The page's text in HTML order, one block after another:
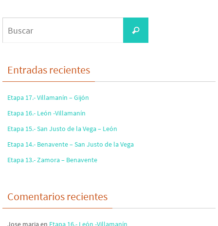
Buscar
Entradas recientes
Etapa 17.- Villamanín – Gijón
Etapa 16.- León -Villamanín
Etapa 15.- San Justo de la Vega – León
Etapa 14.- Benavente – San Justo de la Vega
Etapa 13.- Zamora – Benavente
Comentarios recientes
Jose mariaen Etapa 16.- León -Villamanín